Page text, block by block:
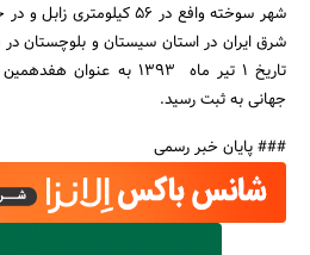
شهر سوخته وافع در 56
شرق ایران در استان سیستان و بلوچستان
تاریخ 1 تیر ماه 1393 به
جهانی به ثبت رسید.
### پایان خبر رسمی